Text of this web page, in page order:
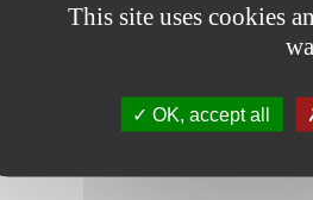
This site uses cookies
OK, accept all